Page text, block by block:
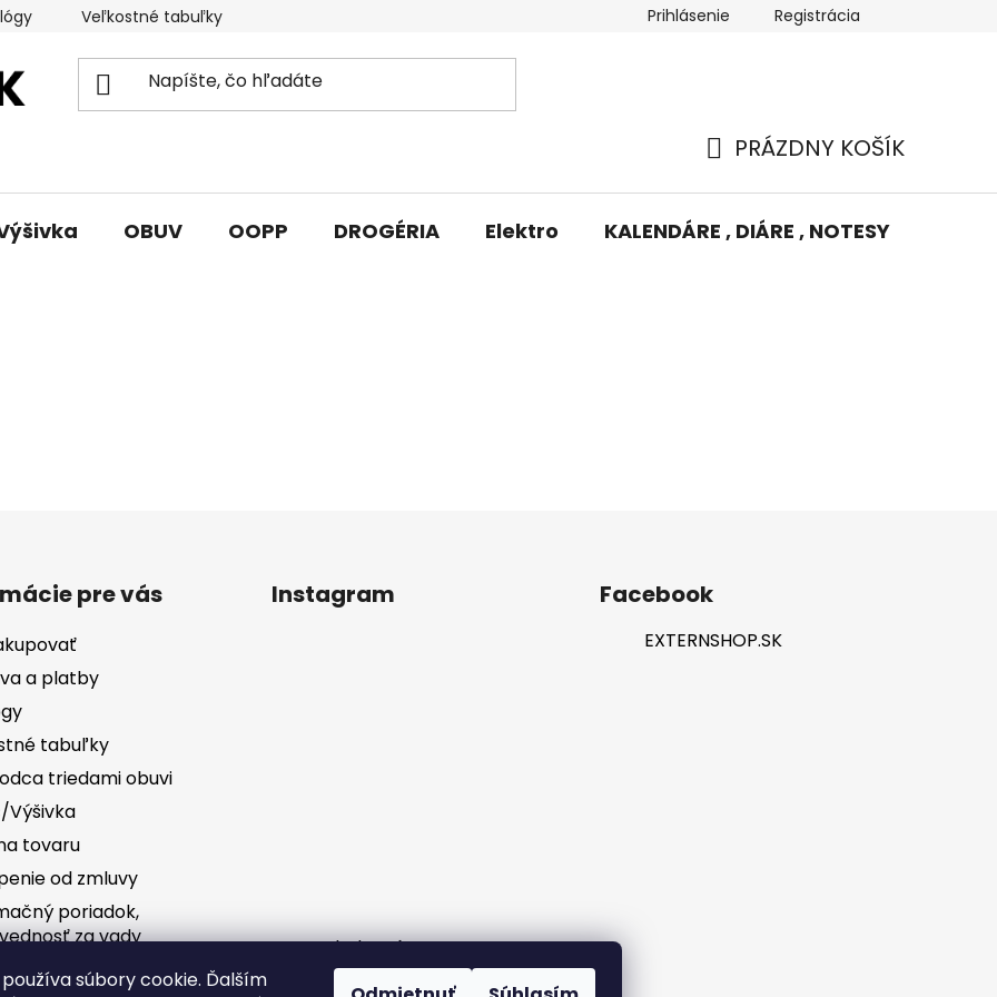
súbory cookie. Ďalším
Veľkostné tabuľky Výmena tovaru Odstúpenie od
Prihlásenie Registrácia
KOŠÍK
PRÁZDNY KOŠÍK
OBUV OOPP DROGÉRIA Elektro KALENDÁRE , DIÁRE , NOTESY
pre vás
a platby
tabuľky
triedami obuvi
Výšivka
tovaru
od zmluvy
poriadok,
za vady
Instagram
Sledovať na Instagrame
Facebook
EXTERNSHOP.SK